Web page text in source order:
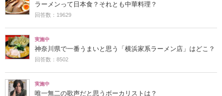
ラーメンって日本食？それとも中華料理？
回答数：19629
実施中
神奈川県で一番うまいと思う「横浜家系ラーメン店」はどこ？
回答数：8502
実施中
唯一無二の歌声だと思うボーカリストは？